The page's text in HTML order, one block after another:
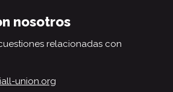
nosotros
relacionadas con
union.org